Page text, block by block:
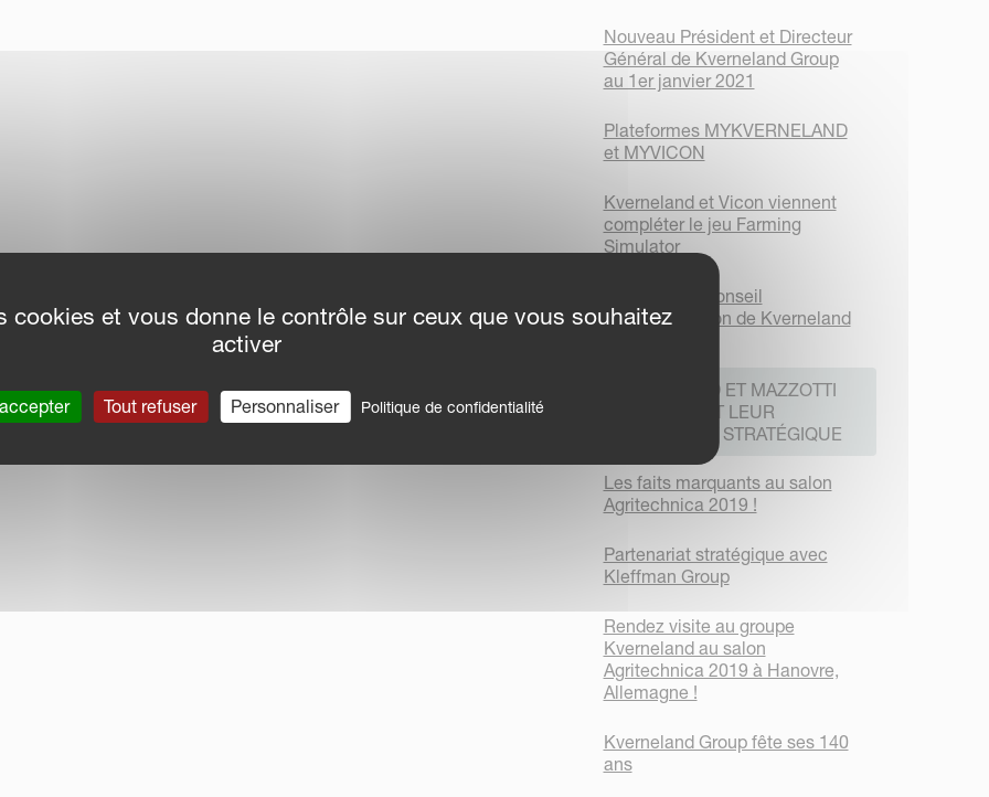
Nouveau Président et Directeur
Général de Kverneland Group
au 1er janvier 2021
Plateformes MYKVERNELAND
et MYVICON
Kverneland et Vicon viennent
compléter le jeu Farming
Simulator
Message du conseil
d’administration de Kverneland
KVERNELAND ET MAZZOTTI
PROLONGENT LEUR
PARTENARIAT STRATÉGIQUE
Les faits marquants au salon
Agritechnica 2019 !
Partenariat stratégique avec
Kleffman Group
Rendez visite au groupe
Kverneland au salon
Agritechnica 2019 à Hanovre,
Allemagne !
Kverneland Group fête ses 140
ans
cookies et vous donne le contrôle sur ceux que vous souhaitez
activer
Tout refuser Personnaliser Politique de confidentialité